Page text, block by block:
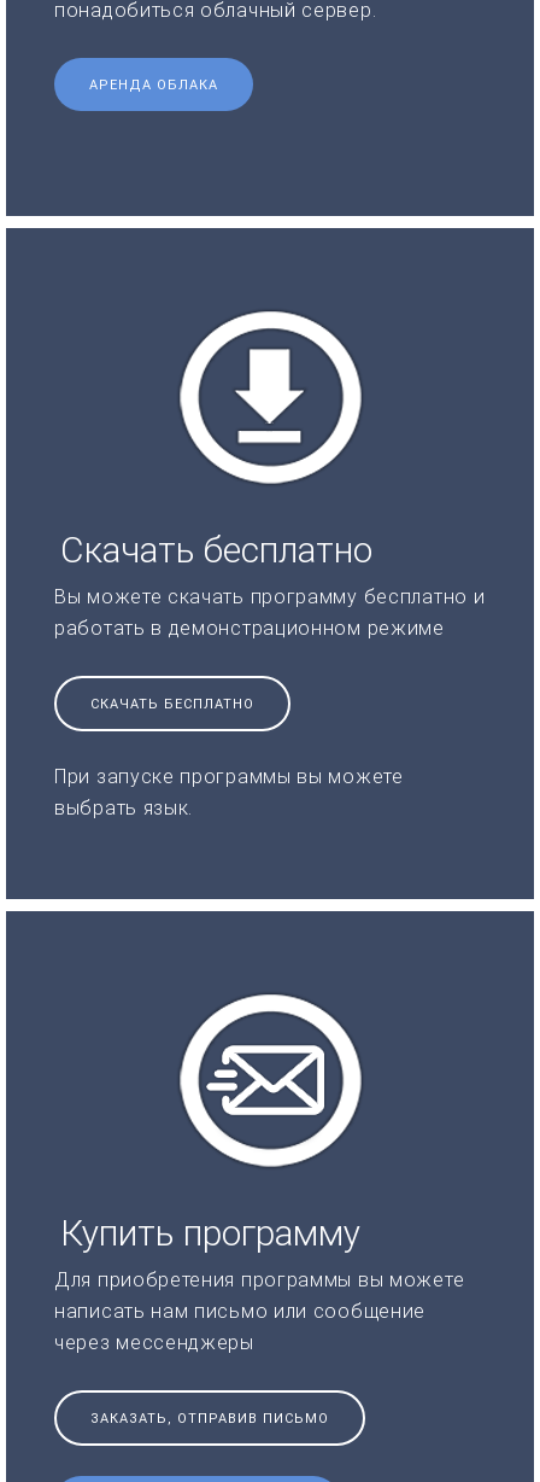
понадобиться облачный сервер.
АРЕНДА ОБЛАКА
Скачать бесплатно
Вы можете скачать программу бесплатно и
работать в демонстрационном режиме
СКАЧАТЬ БЕСПЛАТНО
При запуске программы вы можете
выбрать язык.
Купить программу
Для приобретения программы вы можете
написать нам письмо или сообщение
через мессенджеры
ЗАКАЗАТЬ, ОТПРАВИВ ПИСЬМО